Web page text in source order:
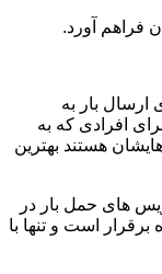
فراهم آورد.
ارسال بار به
افرادی که به
هستند بهترین
های حمل بار در
است و تنها با